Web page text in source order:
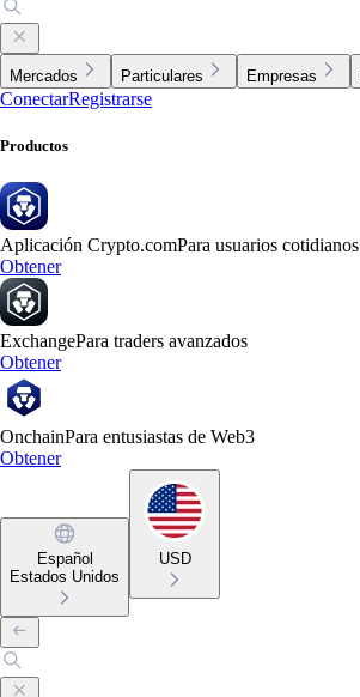
Mercados Particulares Empresas
ConectarRegistrarse
Productos
Aplicación Crypto.comPara usuarios cotidianos
Obtener
ExchangePara traders avanzados
Obtener
OnchainPara entusiastas de Web3
Obtener
Español
Estados Unidos
USD